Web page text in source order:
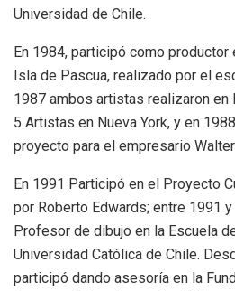
Universidad de Chile.
En 1984, participó como productor
Isla de Pascua, realizado por el
1987 ambos artistas realizaron en
5 Artistas en Nueva York, y en
proyecto para el empresario
En 1991 Participó en el Proyecto
por Roberto Edwards; entre 1991
Profesor de dibujo en la Escuela
Universidad Católica de Chile.
participó dando asesoría en la